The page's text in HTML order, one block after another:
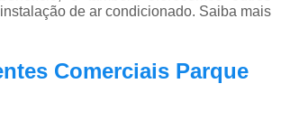
Sistema de Climatização de
Sistema de Climatização São José do Rio
de ar condicionado. Saiba mais
Comerciais Parque